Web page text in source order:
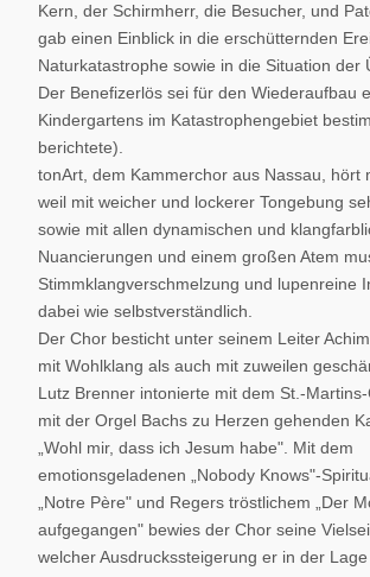
Kern, der Schirmherr, die Besucher, und
gab einen Einblick in die erschütternden
Naturkatastrophe sowie in die Situation der
Der Benefizerlös sei für den Wiederaufbau
Kindergartens im Katastrophengebiet
berichtete).
tonArt, dem Kammerchor aus Nassau, hört
weil mit weicher und lockerer Tongebung
sowie mit allen dynamischen und
Nuancierungen und einem großen Atem
Stimmklangverschmelzung und lupenreine
dabei wie selbstverständlich.
Der Chor besticht unter seinem Leiter
mit Wohlklang als auch mit zuweilen
Lutz Brenner intonierte mit dem St.-
mit der Orgel Bachs zu Herzen gehenden
„Wohl mir, dass ich Jesum habe". Mit dem
emotionsgeladenen „Nobody Knows"-
„Notre Père" und Regers tröstlichem „Der
aufgegangen" bewies der Chor seine
welcher Ausdruckssteigerung er in der